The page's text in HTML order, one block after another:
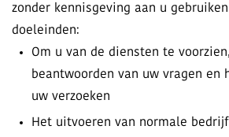
zonder kennisgeving aan u
doeleinden:
Om u van de diensten te
beantwoorden van uw vragen en
uw verzoeken
Het uitvoeren van normale